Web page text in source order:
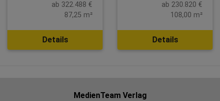
ab 322.488 €
87,25 m²
Details
ab 230.820 €
108,00 m²
Details
MedienTeam Verlag